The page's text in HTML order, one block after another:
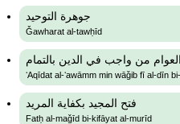
جوهرة التوحيد
Ǧawharat al-tawḥīd
من واجب في الدين بالتمام
ʻAqīdat al-ʻawāmm min wāǧib fī al-dīn
فتح المجيد بكفاية المريد
Fatḥ al-maǧīd bi-kifāyat al-murīd